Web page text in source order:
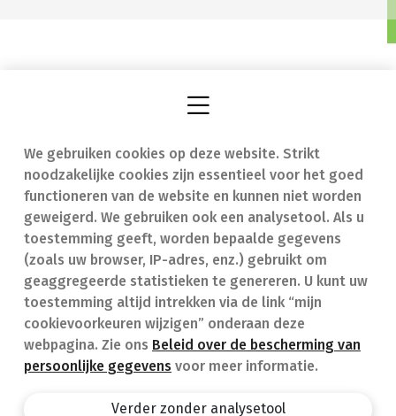
We gebruiken cookies op deze website. Strikt
noodzakelijke cookies zijn essentieel voor het goed
functioneren van de website en kunnen niet worden
geweigerd. We gebruiken ook een analysetool. Als u
toestemming geeft, worden bepaalde gegevens
(zoals uw browser, IP-adres, enz.) gebruikt om
geaggregeerde statistieken te genereren. U kunt uw
toestemming altijd intrekken via de link “mijn
cookievoorkeuren wijzigen” onderaan deze
webpagina. Zie ons Beleid over de bescherming van
persoonlijke gegevens voor meer informatie.
Verder zonder analysetool
Vind een apotheek
Onze expertise
Ziekten
Geneesmiddelen
In geval van nood
Contact
Veelgestelde vragen
(FAQ)
Apotheek.be Privacy policy